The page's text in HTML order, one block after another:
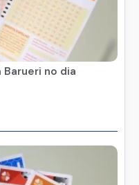
Barueri no dia